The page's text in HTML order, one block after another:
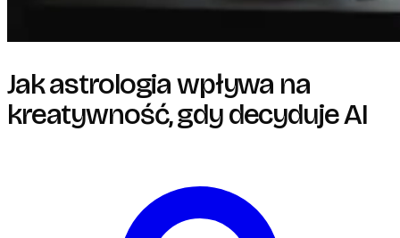
Jak astrologia wpływa na
kreatywność, gdy decyduje AI